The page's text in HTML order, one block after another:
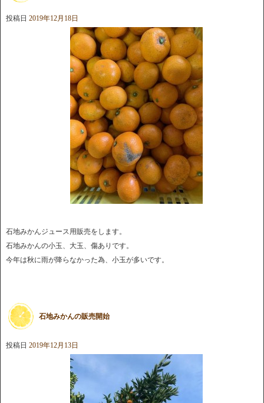
投稿日 2019年12月18日
石地みかんジュース用販売をします。
石地みかんの小玉、大玉、傷ありです。
今年は秋に雨が降らなかった為、小玉が多いです。
石地みかんの販売開始
投稿日 2019年12月13日